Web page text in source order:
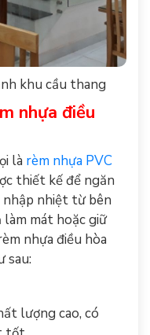
khu cầu thang
nhựa điều
là rèm nhựa PVC
thiết kế để ngăn
nhiệt từ bên
làm mát hoặc giữ
nhựa điều hòa
sau:
lượng cao, có